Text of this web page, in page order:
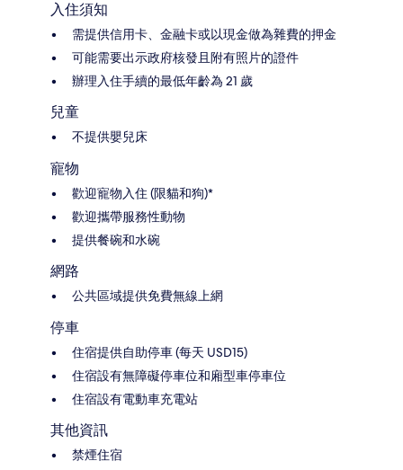
入住須知
需提供信用卡、金融卡或以現金做為雜費的押金
可能需要出示政府核發且附有照片的證件
辦理入住手續的最低年齡為 21 歲
兒童
不提供嬰兒床
寵物
歡迎寵物入住 (限貓和狗)*
歡迎攜帶服務性動物
提供餐碗和水碗
網路
公共區域提供免費無線上網
停車
住宿提供自助停車 (每天 USD15)
住宿設有無障礙停車位和廂型車停車位
住宿設有電動車充電站
其他資訊
禁煙住宿